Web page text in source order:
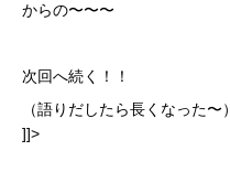
からの〜〜〜
次回へ続く！！
（語りだしたら長くなった〜）
]]>